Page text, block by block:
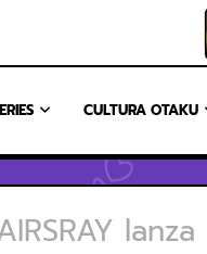
CULTURA OTAKU